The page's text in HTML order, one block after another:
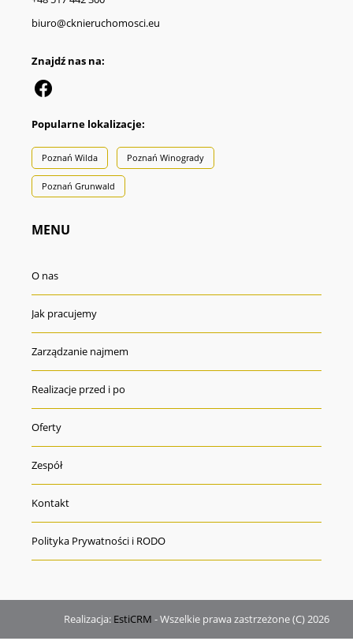
biuro@cknieruchomosci.eu
Znajdź nas na:
Popularne lokalizacje:
Poznań Wilda Poznań Winogrady
Poznań Grunwald
MENU
O nas
Jak pracujemy
Zarządzanie najmem
Realizacje przed i po
Oferty
Zespół
Kontakt
Polityka Prywatności i RODO
Realizacja: EstiCRM - Wszelkie prawa zastrzeżone (C) 2026